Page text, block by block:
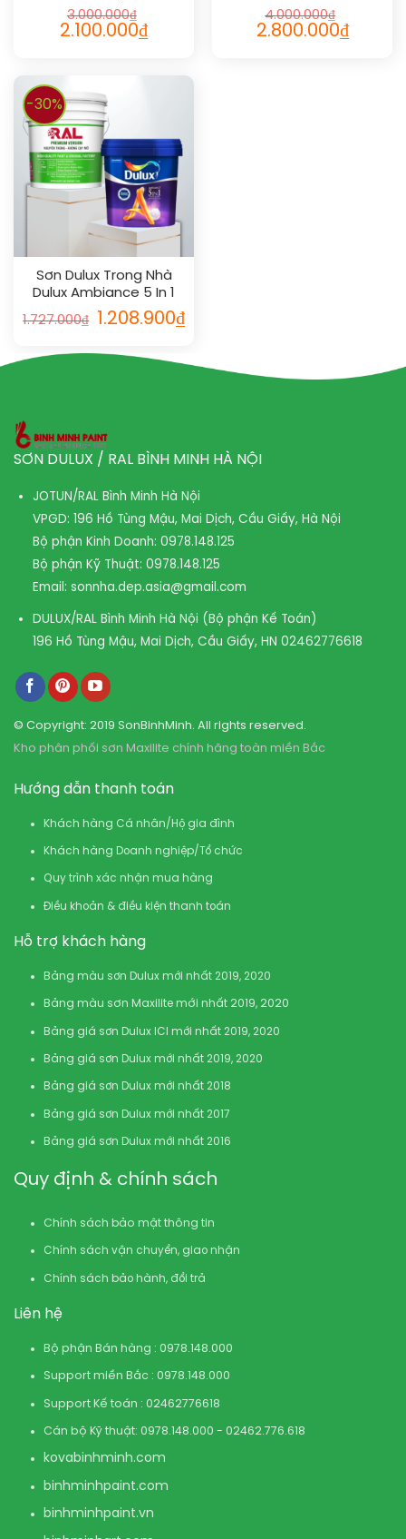
Thất (5L/18L)
3.000.000₫
2.100.000₫
Pro
4.000.000₫
2.800.000₫
-30%
Sơn Dulux Trong Nhà
Dulux Ambiance 5 In 1
Diamond Glow Bóng
1.727.000₫ 1.208.900₫
SƠN DULUX / RAL BÌNH MINH HÀ NỘI
JOTUN/RAL Bình Minh Hà Nội
VPGD: 196 Hồ Tùng Mậu, Mai Dịch, Cầu Giấy, Hà Nội
Bộ phận Kinh Doanh: 0978.148.125
Bộ phận Kỹ Thuật: 0978.148.125
Email: sonnha.dep.asia@gmail.com
DULUX/RAL Bình Minh Hà Nội (Bộ phận Kế Toán)
196 Hồ Tùng Mậu, Mai Dịch, Cầu Giấy, HN 02462776618
© Copyright: 2019 SonBinhMinh. All rights reserved.
Kho phân phối sơn Maxilite chính hãng toàn miền Bắc
Hướng dẫn thanh toán
Khách hàng Cá nhân/Hộ gia đình
Khách hàng Doanh nghiệp/Tổ chức
Quy trình xác nhận mua hàng
Điều khoản & điều kiện thanh toán
Hỗ trợ khách hàng
Bảng màu sơn Dulux mới nhất 2019, 2020
Bảng màu sơn Maxilite mới nhất 2019, 2020
Bảng giá sơn Dulux ICI mới nhất 2019, 2020
Bảng giá sơn Dulux mới nhất 2019, 2020
Bảng giá sơn Dulux mới nhất 2018
Bảng giá sơn Dulux mới nhất 2017
Bảng giá sơn Dulux mới nhất 2016
Quy định & chính sách
Chính sách bảo mật thông tin
Chính sách vận chuyển, giao nhận
Chính sách bảo hành, đổi trả
Liên hệ
Bộ phận Bán hàng : 0978.148.000
Support miền Bắc : 0978.148.000
Support Kế toán : 02462776618
Cán bộ Kỹ thuật: 0978.148.000 - 02462.776.618
kovabinhminh.com
binhminhpaint.com
binhminhpaint.vn